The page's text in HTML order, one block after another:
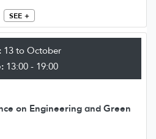
SEE +
13 to October
13:00 - 19:00
on Engineering and Green